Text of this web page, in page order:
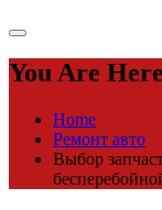
You Are Here
Home
Ремонт авто
Выбор